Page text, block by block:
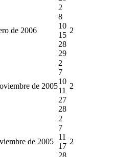
de 2006
2
8
10
15
28
29
2
de 2005
2
7
10
11
27
28
2
de 2005
2
7
11
17
28
2